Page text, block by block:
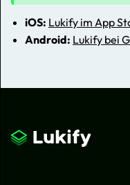
iOS: Lukify im App
Android: Lukify bei